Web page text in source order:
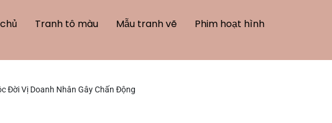
Tranh tô màu Mẫu tranh vẽ Phim hoạt hình
Đời Vị Doanh Nhân Gây Chấn Động